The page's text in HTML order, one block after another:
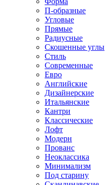
П-образные
Угловые
Прямые
Радиусные
Скошенные углы
Стиль
Современные
Евро
Английские
Дизайнерские
Итальянские
Кантри
Классические
Лофт
Модерн
Прованс
Неоклассика
Минимализм
Под старину